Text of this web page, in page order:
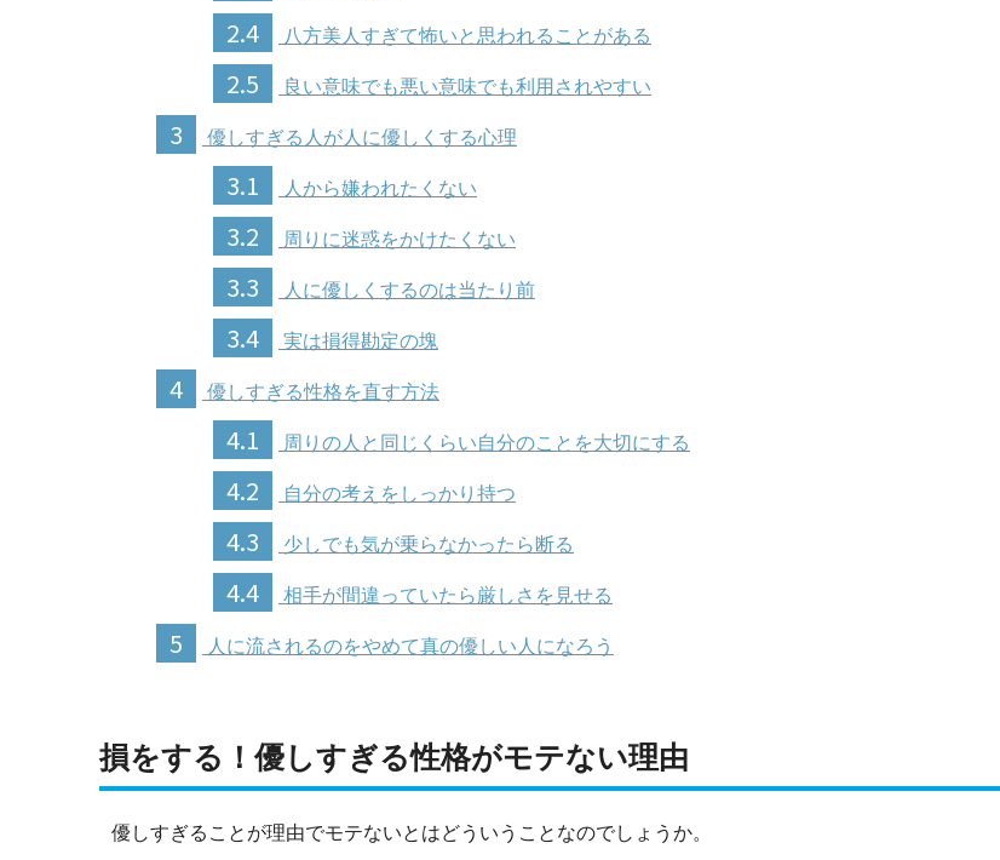
2.4 八方美人すぎて怖いと思われることがある
2.5 良い意味でも悪い意味でも利用されやすい
3 優しすぎる人が人に優しくする心理
3.1 人から嫌われたくない
3.2 周りに迷惑をかけたくない
3.3 人に優しくするのは当たり前
3.4 実は損得勘定の塊
4 優しすぎる性格を直す方法
4.1 周りの人と同じくらい自分のことを大切にする
4.2 自分の考えをしっかり持つ
4.3 少しでも気が乗らなかったら断る
4.4 相手が間違っていたら厳しさを見せる
5 人に流されるのをやめて真の優しい人になろう
損をする！優しすぎる性格がモテない理由
優しすぎることが理由でモテないとはどういうことなのでしょうか。